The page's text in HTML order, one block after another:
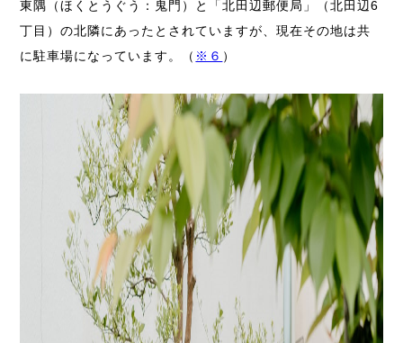
東隅（ほくとうぐう：鬼門）と「北田辺郵便局」（北田辺6
丁目）の北隣にあったとされていますが、現在その地は共
に駐車場になっています。（ ※６ ）